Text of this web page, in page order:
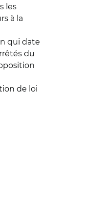
les
à la
qui date
du
de loi